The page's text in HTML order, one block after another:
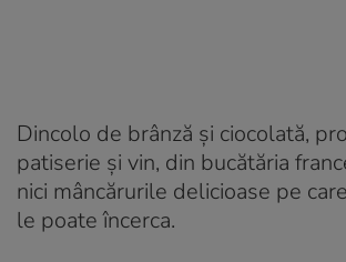
Dincolo de brânză și ciocolată,
patiserie și vin, din bucătăria
nici mâncărurile delicioase pe
le poate încerca.